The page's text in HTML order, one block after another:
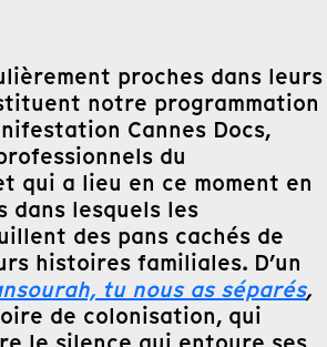
proches dans leurs
notre programmation
Cannes Docs,
du
qui a lieu en ce moment en
dans lesquels les
des pans cachés de
histoires familiales. D’un
tu nous as séparés,
de colonisation, qui